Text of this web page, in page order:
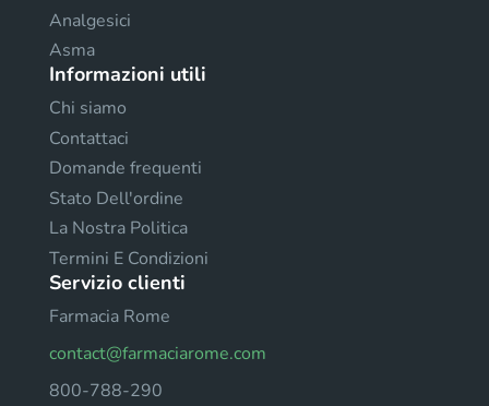
Analgesici
Asma
Informazioni utili
Chi siamo
Contattaci
Domande frequenti
Stato Dell'ordine
La Nostra Politica
Termini E Condizioni
Servizio clienti
Farmacia Rome
contact@farmaciarome.com
800-788-290